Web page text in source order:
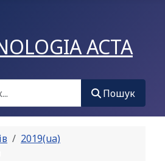
ACTA
Пошук
2019(ua)